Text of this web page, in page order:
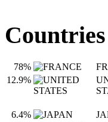
Countries
78%
12.9%
6.4%